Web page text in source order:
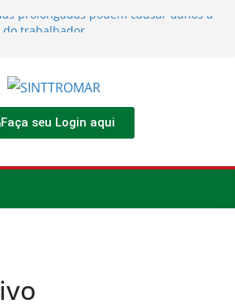
prolongadas podem causar danos à
do trabalhador
direitos de motoristas da
Faça seu Login aqui